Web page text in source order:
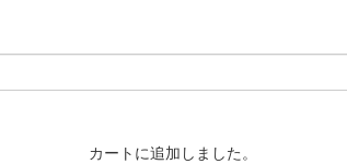
カートに追加しました。